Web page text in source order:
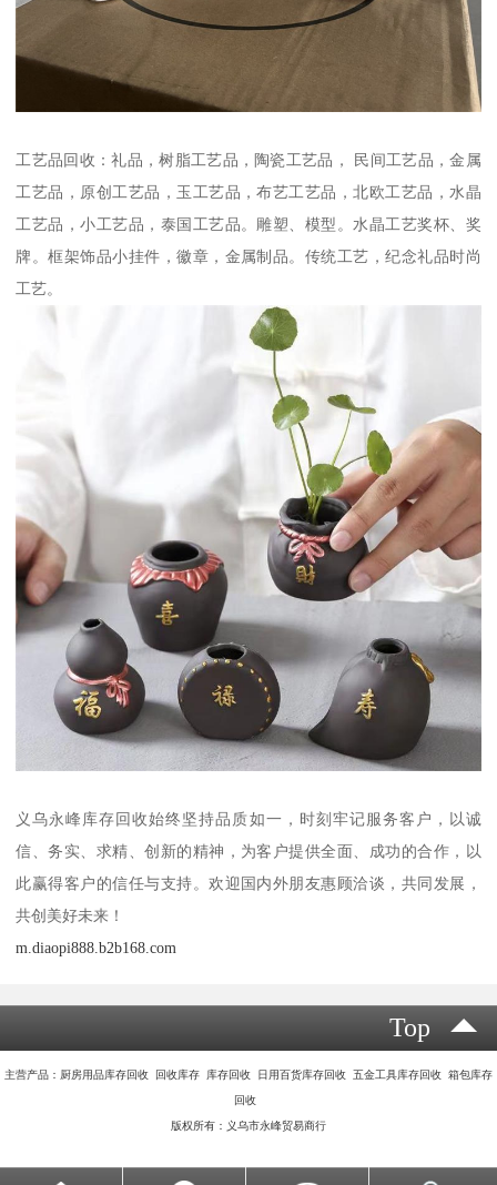
工艺品回收：礼品，树脂工艺品，陶瓷工艺品， 民间工艺品，金属
工艺品，原创工艺品，玉工艺品，布艺工艺品，北欧工艺品，水晶
工艺品，小工艺品，泰国工艺品。雕塑、模型。水晶工艺奖杯、奖
牌。框架饰品小挂件，徽章，金属制品。传统工艺，纪念礼品时尚
工艺。
义乌永峰库存回收始终坚持品质如一，时刻牢记服务客户，以诚
信、务实、求精、创新的精神，为客户提供全面、成功的合作，以
此赢得客户的信任与支持。欢迎国内外朋友惠顾洽谈，共同发展，
共创美好未来！
m.diaopi888.b2b168.com
Top
主营产品：厨房用品库存回收 回收库存 库存回收 日用百货库存回收 五金工具库存回收 箱包库存
回收
版权所有：义乌市永峰贸易商行